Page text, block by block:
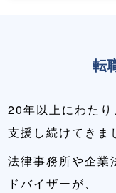
転
20年以上にわた
支援し続けてきま
法律事務所や企業
ドバイザーが、